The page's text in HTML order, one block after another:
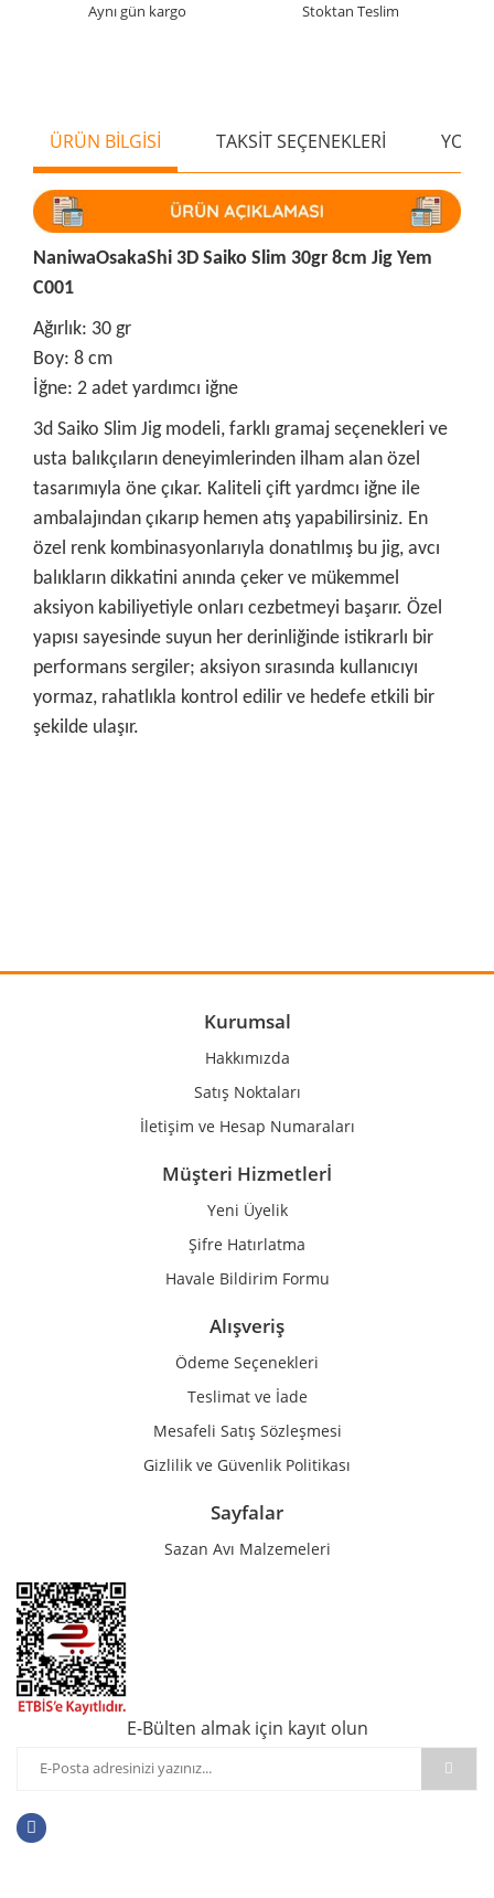
Aynı gün kargo Stoktan Teslim
ÜRÜN BİLGİSİ TAKSİT SEÇENEKLERİ
NaniwaOsakaShi 3D Saiko Slim 30gr 8cm Jig Yem
C001
Ağırlık: 30 gr
Boy: 8 cm
İğne: 2 adet yardımcı iğne
3d Saiko Slim Jig modeli, farklı gramaj seçenekleri ve
usta balıkçıların deneyimlerinden ilham alan özel
tasarımıyla öne çıkar. Kaliteli çift yardmcı iğne ile
ambalajından çıkarıp hemen atış yapabilirsiniz. En
özel renk kombinasyonlarıyla donatılmış bu jig, avcı
balıkların dikkatini anında çeker ve mükemmel
aksiyon kabiliyetiyle onları cezbetmeyi başarır. Özel
yapısı sayesinde suyun her derinliğinde istikrarlı bir
performans sergiler; aksiyon sırasında kullanıcıyı
yormaz, rahatlıkla kontrol edilir ve hedefe etkili bir
şekilde ulaşır.
Ürün açıklamasında eksik bilgiler bulunuyor.
Ürün bilgilerinde hatalar bulunuyor.
Gönder
Kurumsal
Hakkımızda
Satış Noktaları
İletişim ve Hesap Numaraları
Müşteri Hizmetlerİ
Yeni Üyelik
Şifre Hatırlatma
Havale Bildirim Formu
Alışveriş
Ödeme Seçenekleri
Teslimat ve İade
Mesafeli Satış Sözleşmesi
Gizlilik ve Güvenlik Politikası
Sayfalar
Sazan Avı Malzemeleri
E-Bülten almak için kayıt olun